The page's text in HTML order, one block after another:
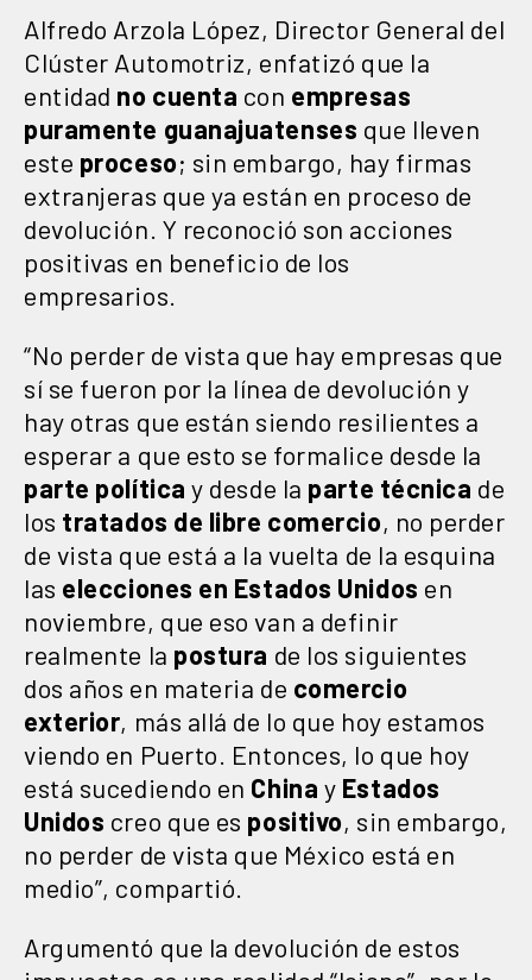
Alfredo Arzola López, Director General del
Clúster Automotriz, enfatizó que la
entidad no cuenta con empresas
puramente guanajuatenses que lleven
este proceso; sin embargo, hay firmas
extranjeras que ya están en proceso de
devolución. Y reconoció son acciones
positivas en beneficio de los
empresarios.
“No perder de vista que hay empresas que
sí se fueron por la línea de devolución y
hay otras que están siendo resilientes a
esperar a que esto se formalice desde la
parte política y desde la parte técnica de
los tratados de libre comercio, no perder
de vista que está a la vuelta de la esquina
las elecciones en Estados Unidos en
noviembre, que eso van a definir
realmente la postura de los siguientes
dos años en materia de comercio
exterior, más allá de lo que hoy estamos
viendo en Puerto. Entonces, lo que hoy
está sucediendo en China y Estados
Unidos creo que es positivo, sin embargo,
no perder de vista que México está en
medio”, compartió.
Argumentó que la devolución de estos